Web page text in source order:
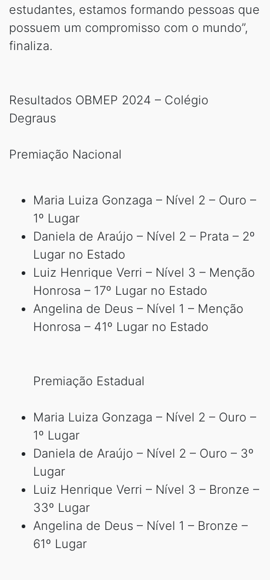
estudantes, estamos formando pessoas que
possuem um compromisso com o mundo”,
finaliza.
Resultados OBMEP 2024 – Colégio
Degraus
Premiação Nacional
Maria Luiza Gonzaga – Nível 2 – Ouro –
1º Lugar
Daniela de Araújo – Nível 2 – Prata – 2º
Lugar no Estado
Luiz Henrique Verri – Nível 3 – Menção
Honrosa – 17º Lugar no Estado
Angelina de Deus – Nível 1 – Menção
Honrosa – 41º Lugar no Estado
Premiação Estadual
Maria Luiza Gonzaga – Nível 2 – Ouro –
1º Lugar
Daniela de Araújo – Nível 2 – Ouro – 3º
Lugar
Luiz Henrique Verri – Nível 3 – Bronze –
33º Lugar
Angelina de Deus – Nível 1 – Bronze –
61º Lugar